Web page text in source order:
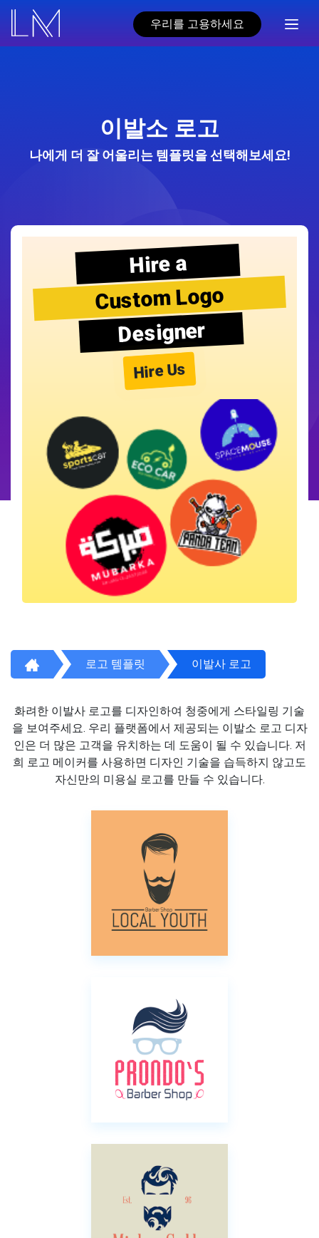
우리를 고용하세요
이발소 로고
나에게 더 잘 어울리는 템플릿을 선택해보세요!
Hire a
Custom Logo
Designer
Hire Us
로고 템플릿 이발사 로고
화려한 이발사 로고를 디자인하여 청중에게 스타일링 기술
을 보여주세요. 우리 플랫폼에서 제공되는 이발소 로고 디자
인은 더 많은 고객을 유치하는 데 도움이 될 수 있습니다. 저
희 로고 메이커를 사용하면 디자인 기술을 습득하지 않고도
자신만의 미용실 로고를 만들 수 있습니다.